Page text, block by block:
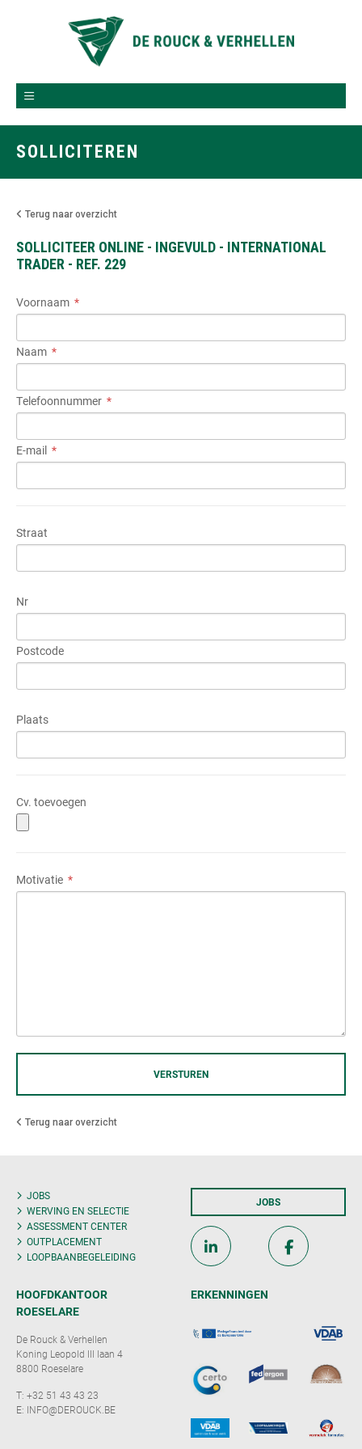
SOLLICITEREN
Terug naar overzicht
SOLLICITEER ONLINE - INGEVULD - INTERNATIONAL
TRADER - REF. 229
Voornaam
Naam
Telefoonnummer
E-mail
Straat
Nr
Postcode
Plaats
Cv. toevoegen
Motivatie
VERSTUREN
Terug naar overzicht
JOBS
WERVING EN SELECTIE
ASSESSMENT CENTER
OUTPLACEMENT
LOOPBAANBEGELEIDING
JOBS
HOOFDKANTOOR
ROESELARE
De Rouck & Verhellen
Koning Leopold III laan 4
8800 Roeselare
T: +32 51 43 43 23
E: INFO@DEROUCK.BE
ERKENNINGEN